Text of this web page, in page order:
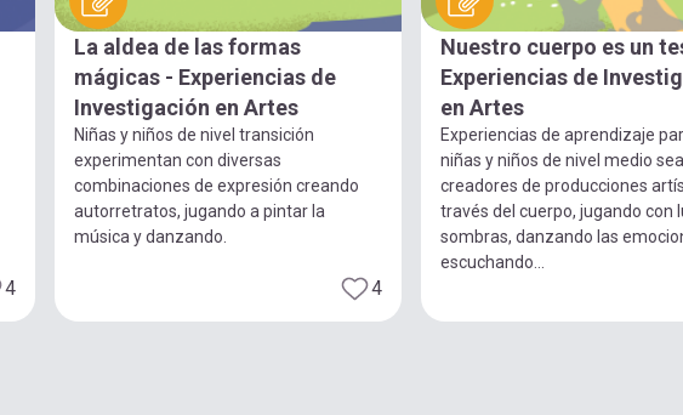
4
La aldea de las formas
mágicas - Experiencias de
Investigación en Artes
Niñas y niños de nivel transición
experimentan con diversas
combinaciones de expresión creando
autorretratos, jugando a pintar la
música y danzando.
4
Nuestro cuerpo es un
Experiencias de
en Artes
Experiencias de aprendizaje
niñas y niños de nivel medio
creadores de producciones
través del cuerpo, jugando con
sombras, danzando las
escuchando...